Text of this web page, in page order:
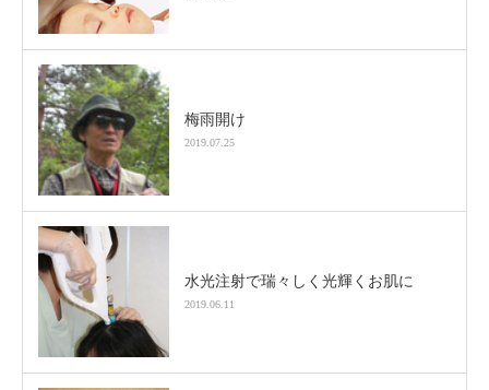
梅雨開け
2019.07.25
水光注射で瑞々しく光輝くお肌に
2019.06.11